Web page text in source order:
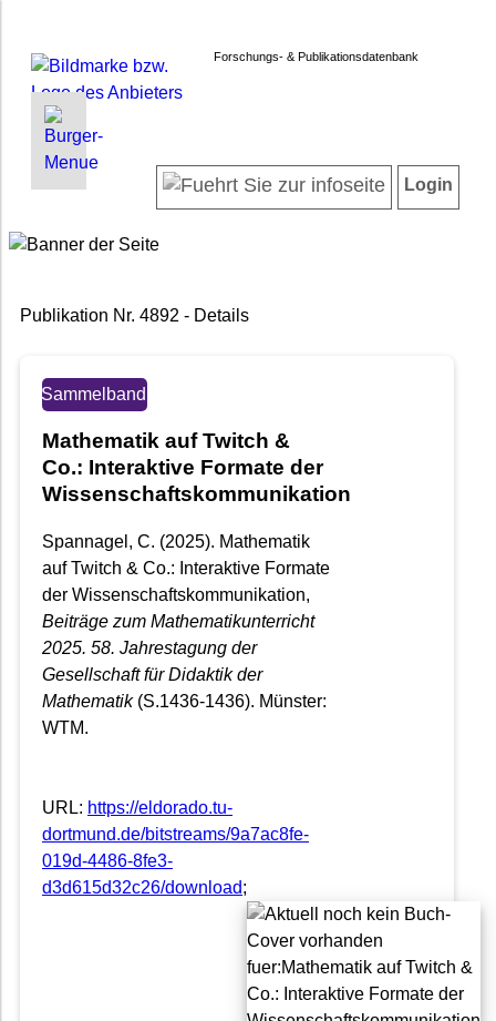
Forschungs- & Publikationsdatenbank
INFORMATIONEN | SUCHEN
Forschendenverzeichnis
Suche in Publikationen
Newsletter
Barrierefreiheit
LOGIN
Login
Publikation Nr. 4892 - Details
Sammelband
Mathematik auf Twitch &
Co.: Interaktive Formate der
Wissenschaftskommunikation
Spannagel, C. (2025). Mathematik
auf Twitch & Co.: Interaktive Formate
der Wissenschaftskommunikation,
Beiträge zum Mathematikunterricht
2025. 58. Jahrestagung der
Gesellschaft für Didaktik der
Mathematik(S.1436-1436). Münster:
WTM.
URL: https://eldorado.tu-
dortmund.de/bitstreams/9a7ac8fe-
019d-4486-8fe3-
d3d615d32c26/download;